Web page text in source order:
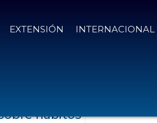
EXTENSIÓN INTERNACIONAL
hábitos